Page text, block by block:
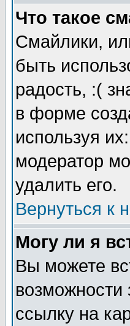
Что такое
Смайлики,
быть
радость, :(
в форме
используя
модератор
удалить его.
Вернуться к
Могу ли я
Вы можете
возможности
ссылку на